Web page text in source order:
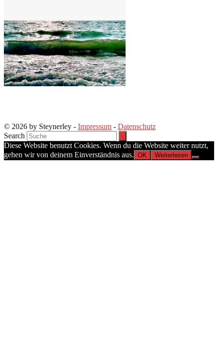
© 2026 by Steynerley - Impressum - Datenschutz
Search
Diese Website benutzt Cookies. Wenn du die Website weiter nutzt,
gehen wir von deinem Einverständnis aus. OK Weiterlesen